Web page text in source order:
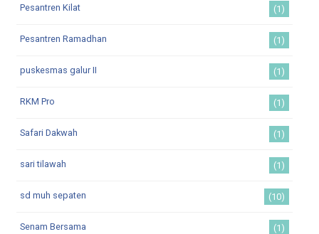
Pesantren Kilat (1)
Pesantren Ramadhan (1)
puskesmas galur II (1)
RKM Pro (1)
Safari Dakwah (1)
sari tilawah (1)
sd muh sepaten (10)
Senam Bersama (1)